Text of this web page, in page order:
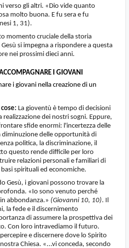
verso gli altri. «Dio vide quanto
molto buona. E fu sera e fu
1, 31).
momento cruciale della storia
si impegna a rispondere a questa
nei prossimi dieci anni.
I GIOVANI
i giovani nella creazione di un
La gioventù è tempo di decisioni
dei nostri sogni. Eppure,
sfide enormi: l'incertezza delle
diminuzione delle opportunità di
politica, la discriminazione, il
questo rende difficile per loro
relazioni personali e familiari di
spirituali ed economiche.
Gesù, i giovani possono trovare la
«Io sono venuto perché
abbondanza.» (Giovanni 10, 10).
la fede e il discernimento
di assumere la prospettiva dei
Con loro intravediamo il futuro.
e discernere dove lo Spirito
Chiesa. «...vi conceda, secondo